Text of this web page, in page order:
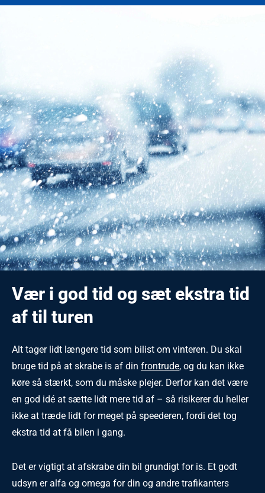
Vær i god tid og sæt ekstra tid
af til turen
Alt tager lidt længere tid som bilist om vinteren. Du skal
bruge tid på at skrabe is af din frontrude, og du kan ikke
køre så stærkt, som du måske plejer. Derfor kan det være
en god idé at sætte lidt mere tid af – så risikerer du heller
ikke at træde lidt for meget på speederen, fordi det tog
ekstra tid at få bilen i gang.
Det er vigtigt at afskrabe din bil grundigt for is. Et godt
udsyn er alfa og omega for din og andre trafikanters